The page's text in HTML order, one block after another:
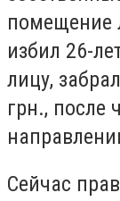
помещение
избил 26-
лицу,
грн., после
Сейчас